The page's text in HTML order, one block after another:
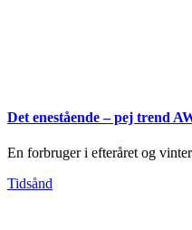
Det enestående – pej trend
En forbruger i efteråret og
Tidsånd